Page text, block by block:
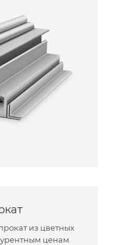
из цветных
ценам.